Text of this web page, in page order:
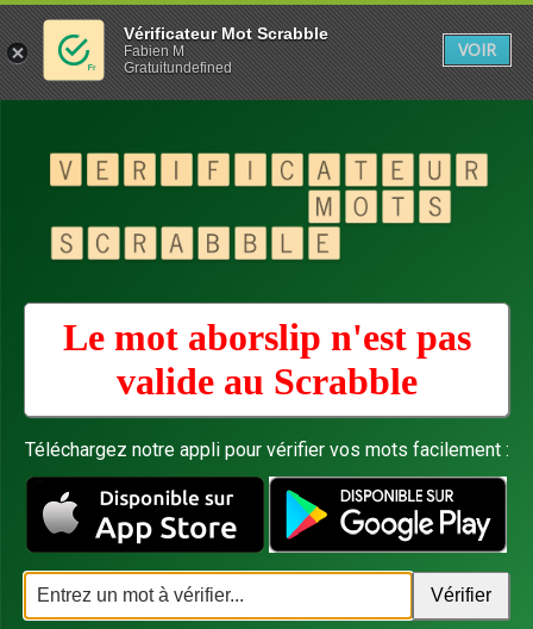
Le mot aborslip n'est pas
valide au Scrabble
Téléchargez notre appli pour vérifier vos mots facilement :
Vérificateur Mot Scrabble
Fabien M
Gratuitundefined
VOIR